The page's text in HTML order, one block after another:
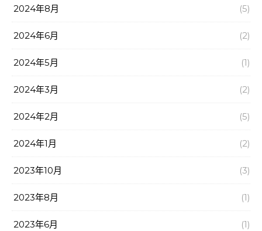
2024年8月 (5)
2024年6月 (2)
2024年5月 (1)
2024年3月 (2)
2024年2月 (5)
2024年1月 (2)
2023年10月 (3)
2023年8月 (1)
2023年6月 (1)